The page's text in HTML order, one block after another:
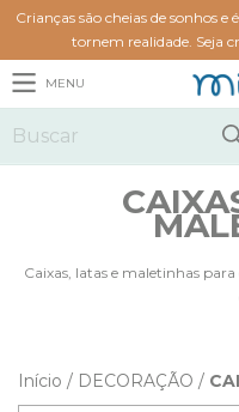
Crianças são cheias de sonhos
tornem realidade. Seja
MENU
Caixas, latas e maletinhas
Início / DECORAÇÃO /